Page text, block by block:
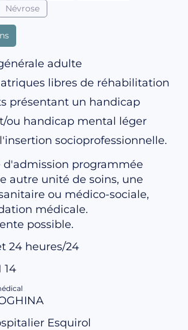
Névrose
adulte
libres de réhabilitation
présentant un handicap
ou handicap mental léger
socioprofessionnelle.
d'admission programmée
autre unité de soins, une
ou médico-sociale,
médicale.
possible.
24 heures/24
14
Esquirol